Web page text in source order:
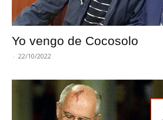
Yo vengo de Cocosolo
- 22/10/2022